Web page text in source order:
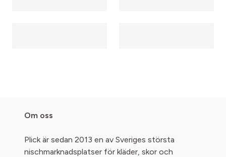
Om oss
Plick är sedan 2013 en av Sveriges största
nischmarknadsplatser för kläder, skor och